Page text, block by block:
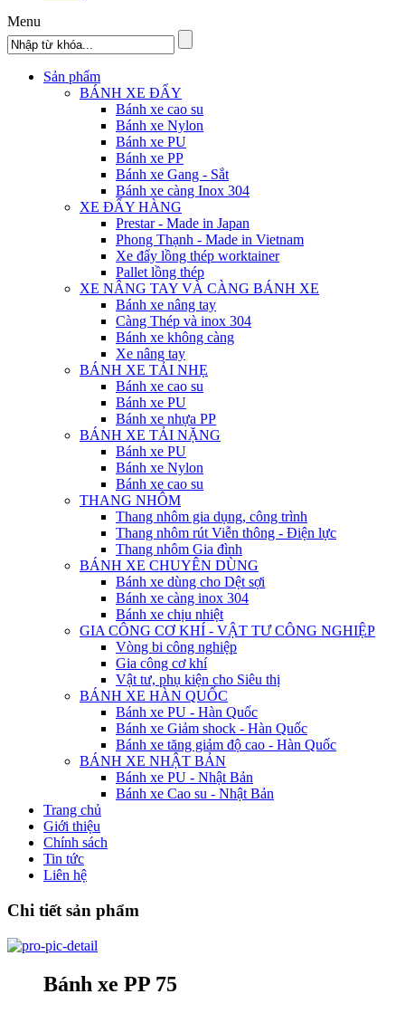
Menu
Sản phẩm
BÁNH XE ĐẨY
Bánh xe cao su
Bánh xe Nylon
Bánh xe PU
Bánh xe PP
Bánh xe Gang - Sắt
Bánh xe càng Inox 304
XE ĐẨY HÀNG
Prestar - Made in Japan
Phong Thạnh - Made in Vietnam
Xe đẩy lồng thép worktainer
Pallet lồng thép
XE NÂNG TAY VÀ CÀNG BÁNH XE
Bánh xe nâng tay
Càng Thép và inox 304
Bánh xe không càng
Xe nâng tay
BÁNH XE TẢI NHẸ
Bánh xe cao su
Bánh xe PU
Bánh xe nhựa PP
BÁNH XE TẢI NẶNG
Bánh xe PU
Bánh xe Nylon
Bánh xe cao su
THANG NHÔM
Thang nhôm gia dụng, công trình
Thang nhôm rút Viễn thông - Điện lực
Thang nhôm Gia đình
BÁNH XE CHUYÊN DÙNG
Bánh xe dùng cho Dệt sợi
Bánh xe càng inox 304
Bánh xe chịu nhiệt
GIA CÔNG CƠ KHÍ - VẬT TƯ CÔNG NGHIỆP
Vòng bi công nghiệp
Gia công cơ khí
Vật tư, phụ kiện cho Siêu thị
BÁNH XE HÀN QUỐC
Bánh xe PU - Hàn Quốc
Bánh xe Giảm shock - Hàn Quốc
Bánh xe tăng giảm độ cao - Hàn Quốc
BÁNH XE NHẬT BẢN
Bánh xe PU - Nhật Bản
Bánh xe Cao su - Nhật Bản
Trang chủ
Giới thiệu
Chính sách
Tin tức
Liên hệ
Chi tiết sản phẩm
Bánh xe PP 75